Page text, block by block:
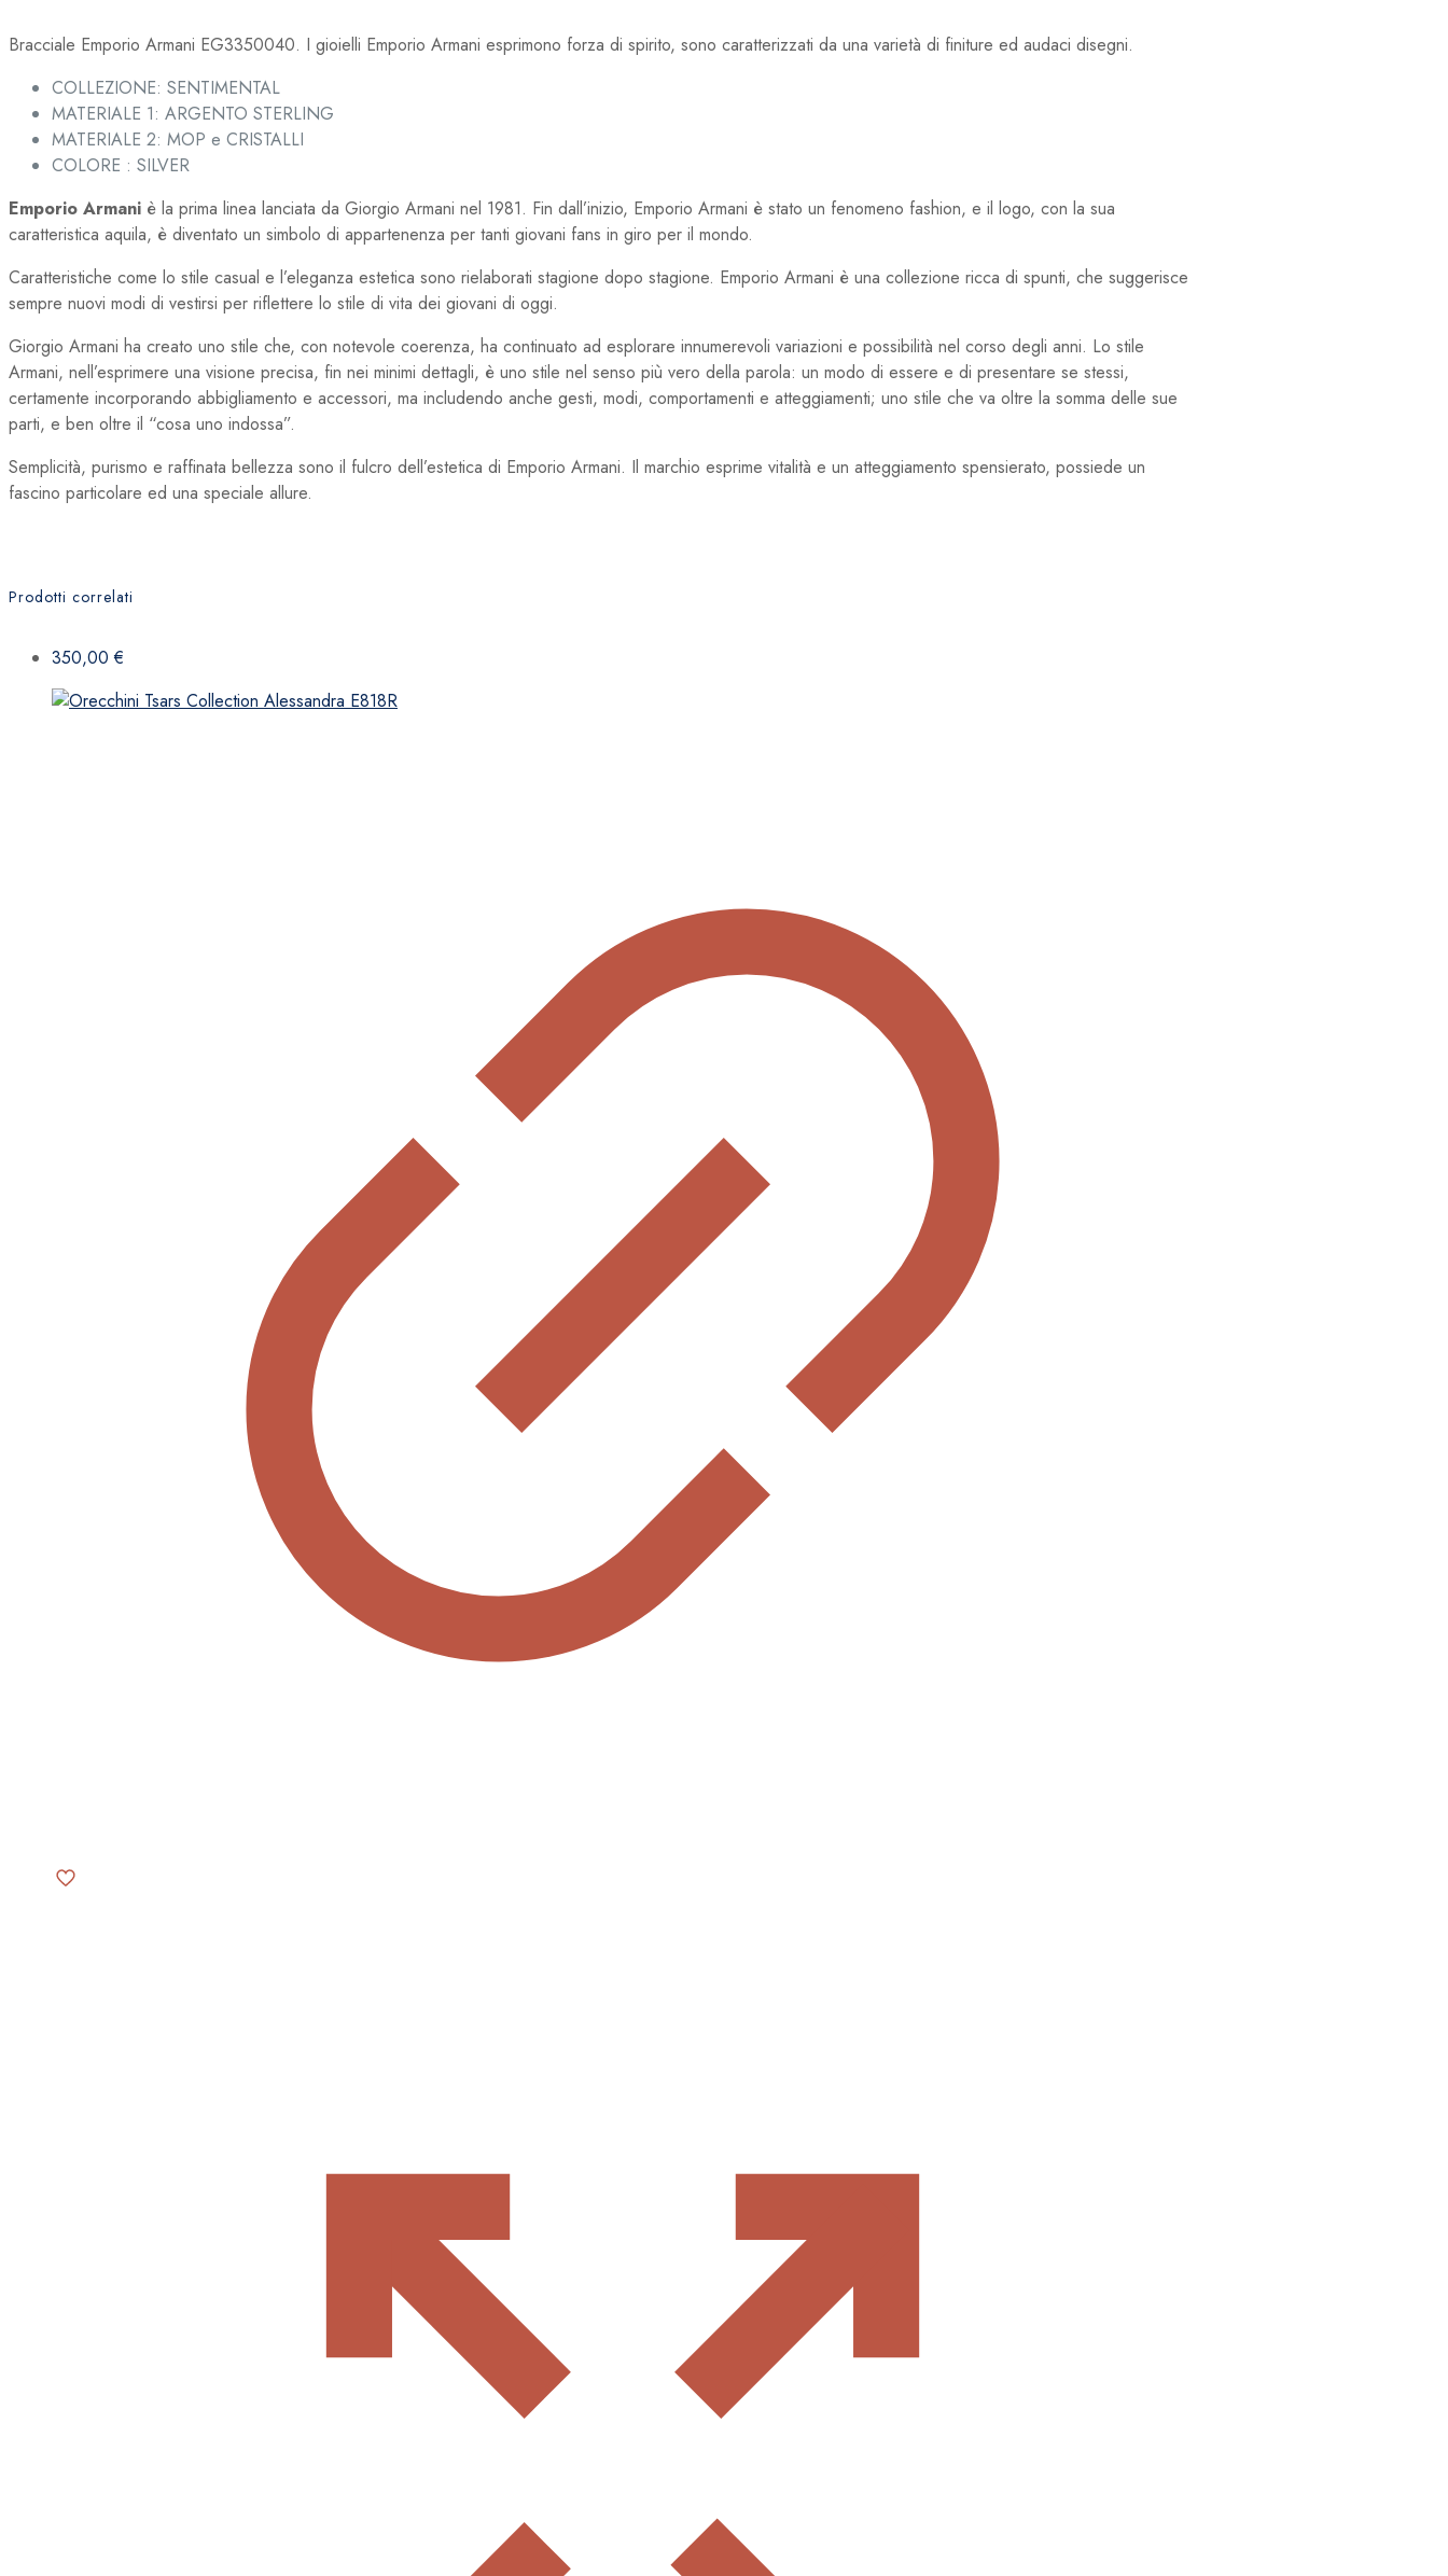
Bracciale Emporio Armani EG3350040. I gioielli Emporio Armani esprimono forza di spirito, sono caratterizzati da una varietà di finiture ed audaci disegni.
COLLEZIONE: SENTIMENTAL
MATERIALE 1: ARGENTO STERLING
MATERIALE 2: MOP e CRISTALLI
COLORE : SILVER
Emporio Armani è la prima linea lanciata da Giorgio Armani nel 1981. Fin dall’inizio, Emporio Armani è stato un fenomeno fashion, e il logo, con la sua
caratteristica aquila, è diventato un simbolo di appartenenza per tanti giovani fans in giro per il mondo.
Caratteristiche come lo stile casual e l’eleganza estetica sono rielaborati stagione dopo stagione. Emporio Armani è una collezione ricca di spunti, che suggerisce
sempre nuovi modi di vestirsi per riflettere lo stile di vita dei giovani di oggi.
Giorgio Armani ha creato uno stile che, con notevole coerenza, ha continuato ad esplorare innumerevoli variazioni e possibilità nel corso degli anni. Lo stile
Armani, nell’esprimere una visione precisa, fin nei minimi dettagli, è uno stile nel senso più vero della parola: un modo di essere e di presentare se stessi,
certamente incorporando abbigliamento e accessori, ma includendo anche gesti, modi, comportamenti e atteggiamenti; uno stile che va oltre la somma delle sue
parti, e ben oltre il “cosa uno indossa”.
Semplicità, purismo e raffinata bellezza sono il fulcro dell’estetica di Emporio Armani. Il marchio esprime vitalità e un atteggiamento spensierato, possiede un
fascino particolare ed una speciale allure.
Prodotti correlati
350,00€